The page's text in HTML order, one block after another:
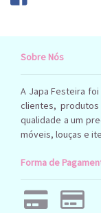
Sobre Nós
A Japa Festeira
clientes,
qualidade a um
móveis, louças e
Forma de